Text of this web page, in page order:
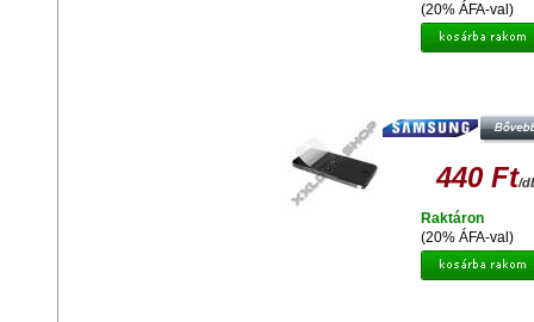
(20% ÁFA-val)
440 Ft/
(20% ÁFA-val)
Raktáron